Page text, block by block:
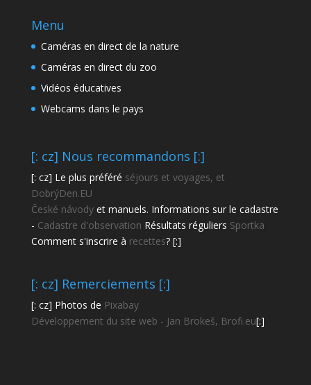
Menu
Caméras en direct de la nature
Caméras en direct du zoo
Vidéos éducatives
Webcams dans le pays
[: cz] Nous recommandons [:]
[: cz] Le plus préféré séjours et voyages, et
DobrýDen.EU
České návodyet manuels. Informations sur le cadastre
- Cadastre d'observation Résultats réguliers Sportka
Comment s'inscrire à recettes? [:]
[: cz] Remerciements [:]
[: cz] Photos de Pixabay
Développement du site web - Jan Brokeš, Brofi.eu[:]